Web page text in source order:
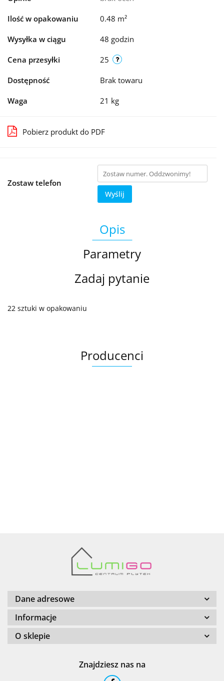
Ilość w opakowaniu 0.48 m²
Wysyłka w ciągu 48 godzin
Cena przesyłki 25
Dostępność Brak towaru
Waga 21 kg
Pobierz produkt do PDF
Zostaw telefon
Wyślij
Opis
Parametry
Zadaj pytanie
22 sztuki w opakowaniu
Producenci
Barwolf
Dane adresowe
Informacje
O sklepie
Znajdziesz nas na